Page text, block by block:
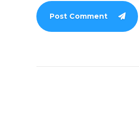
Post Comment